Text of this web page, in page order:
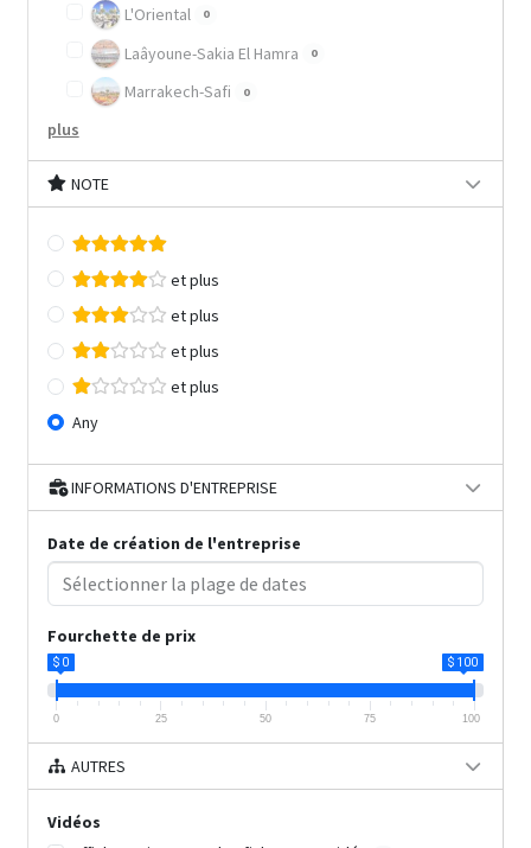
L'Oriental 0
Laâyoune-Sakia El Hamra 0
Marrakech-Safi 0
plus
NOTE
et plus
et plus
et plus
et plus
Any
INFORMATIONS D'ENTREPRISE
Date de création de l'entreprise
Fourchette de prix
$ 0 $ 100
0 25 50 75 100
AUTRES
Vidéos